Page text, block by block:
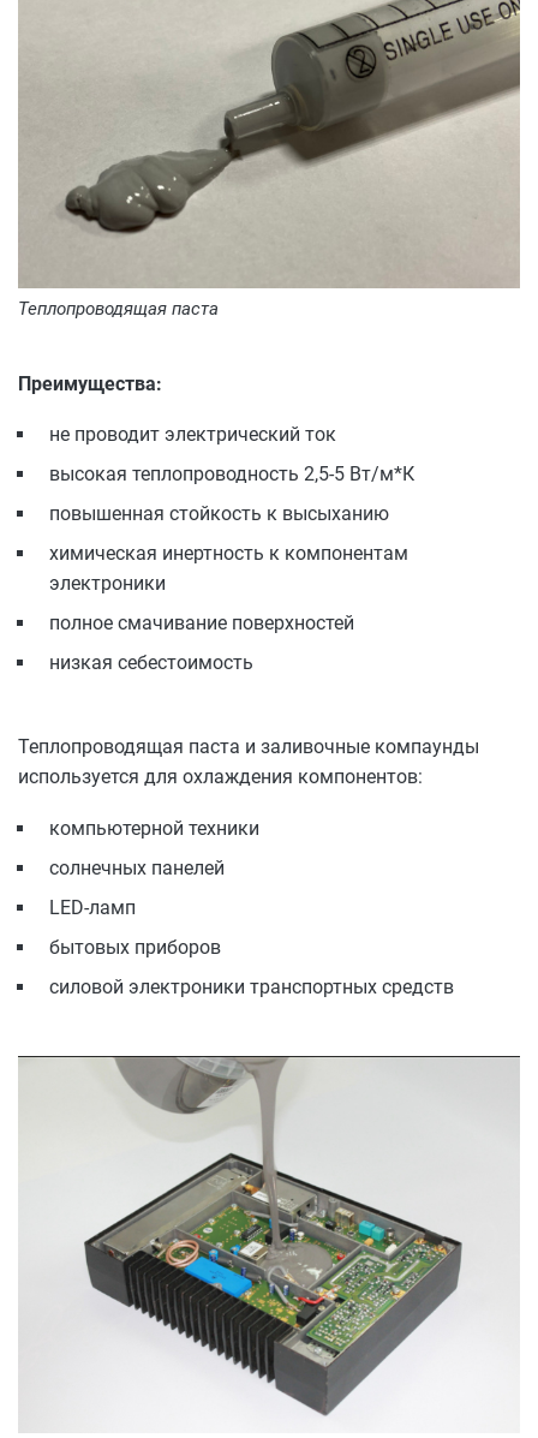
Теплопроводящая паста
Преимущества:
не проводит электрический ток
высокая теплопроводность 2,5-5 Вт/м*К
повышенная стойкость к высыханию
химическая инертность к компонентам
электроники
полное смачивание поверхностей
низкая себестоимость
Теплопроводящая паста и заливочные компаунды
используется для охлаждения компонентов:
компьютерной техники
солнечных панелей
LED-ламп
бытовых приборов
силовой электроники транспортных средств